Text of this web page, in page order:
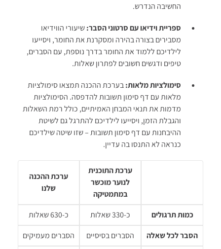
החשיבה הנדרש.
ספריית וידיאו עם סרטוני הסבר:שיעורי הווידיאו
מסבירים בצורה בהירה ומסקרנת את החומר, ויסייעו
לילדיכם ללמוד את החומר בדרך נוספת, עם הסברים,
טיפים ודגשים חשובים לפתרון שאלות.
סימולציות מלאות:בערכת ההכנה תמצאו סימולציות
מלאות עם דף סימון תשובות להדפסה. הסימולציות
מדמות את תנאי המבחן האמיתיים, כולל רמת השאלות
והגבלת הזמן, ויסייעו לילדיכם להתרגל גם לשיטת
ההיבחנות עם דף סימון תשובות – שזו שיטה שילדיכם
כנראה לא התנסו בה עדיין.
ערכת התוכנית
לנוער מוכשר
במתמטיקה
ערכת ההכנה
שלנו
כמות תרגולים כ-330 שאלות
כ-630 שאלות
הסבר לכל שאלה
הסברים בסיסיים
הסברים מעמיקים